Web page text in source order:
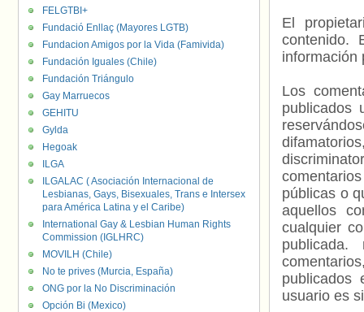
El
contenido.
información
Los
publicados
públicas o
aquellos
cualquier
usuario es
FELGTBI+
Fundació Enllaç (Mayores LGTB)
Fundacion Amigos por la Vida (Famivida)
Fundación Iguales (Chile)
Fundación Triángulo
Gay Marruecos
GEHITU
Gylda
Hegoak
ILGA
ILGALAC ( Asociación Internacional de
Lesbianas, Gays, Bisexuales, Trans e Intersex
para América Latina y el Caribe)
International Gay & Lesbian Human Rights
Commission (IGLHRC)
MOVILH (Chile)
No te prives (Murcia, España)
ONG por la No Discriminación
Opción Bi (Mexico)